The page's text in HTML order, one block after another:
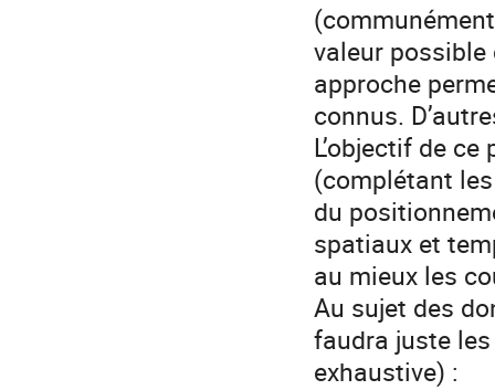
valeur
approche
connus.
L’objectif de
(complétant
du
spatiaux et
au mieux les
Au sujet des
faudra juste
exhaustive) :